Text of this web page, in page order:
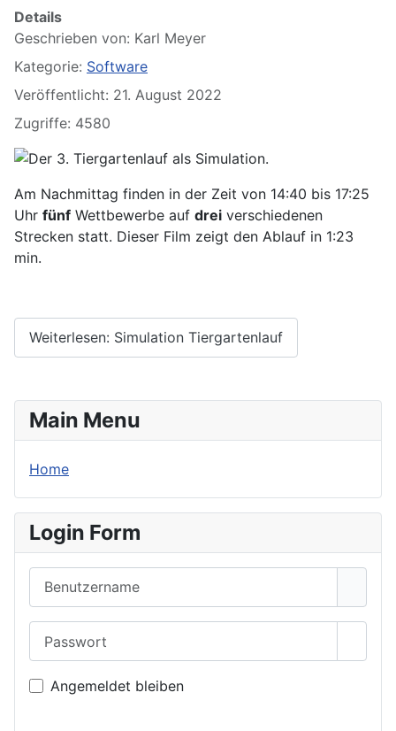
Details
Geschrieben von: Karl Meyer
Kategorie: Software
Veröffentlicht: 21. August 2022
Zugriffe: 4580
Der 3. Tiergartenlauf als Simulation.
Am Nachmittag finden in der Zeit von 14:40 bis 17:25
Uhr fünf Wettbewerbe auf drei verschiedenen
Strecken statt. Dieser Film zeigt den Ablauf in 1:23
min.
Weiterlesen: Simulation Tiergartenlauf
Main Menu
Home
Login Form
Angemeldet bleiben